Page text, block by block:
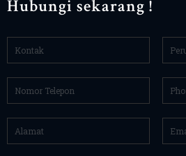
Hubungi sekarang !